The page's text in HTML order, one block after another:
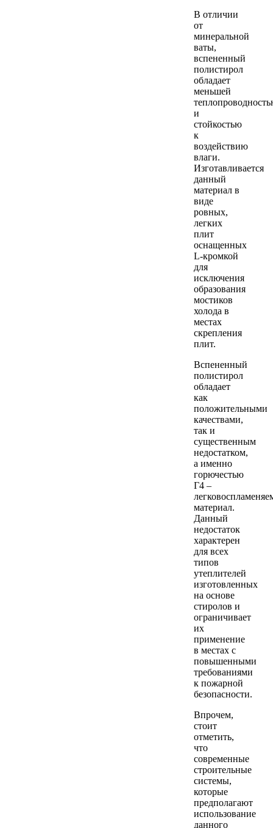
В отличии
от
минеральной
ваты,
вспененный
полистирол
обладает
меньшей
и
стойкостью
к
воздействию
влаги.
Изготавливается
данный
материал в
виде
ровных,
легких
плит
оснащенных
L-кромкой
для
исключения
образования
мостиков
холода в
местах
скрепления
плит.
Вспененный
полистирол
обладает
как
положительными
качествами,
так и
существенным
недостатком,
а именно
горючестью
Г4 –
материал.
Данный
недостаток
характерен
для всех
типов
утеплителей
изготовленных
на основе
стиролов и
ограничивает
их
применение
в местах с
повышенными
требованиями
к пожарной
безопасности.
Впрочем,
стоит
отметить,
что
современные
строительные
системы,
которые
предполагают
использование
данного